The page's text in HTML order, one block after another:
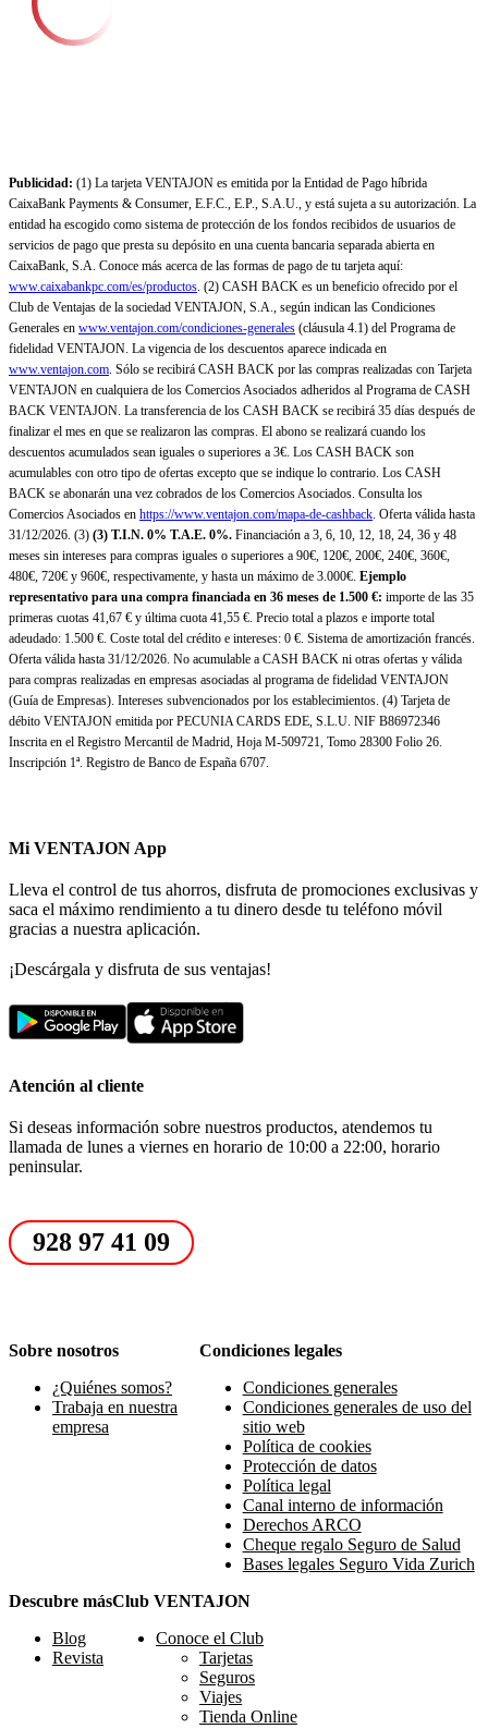
Publicidad: (1) La tarjeta VENTAJON es emitida por la Entidad de Pago híbrida
CaixaBank Payments & Consumer, E.F.C., E.P., S.A.U., y está sujeta a su autorización. La
entidad ha escogido como sistema de protección de los fondos recibidos de usuarios de
servicios de pago que presta su depósito en una cuenta bancaria separada abierta en
CaixaBank, S.A. Conoce más acerca de las formas de pago de tu tarjeta aquí:
www.caixabankpc.com/es/productos. (2) CASH BACK es un beneficio ofrecido por el
Club de Ventajas de la sociedad VENTAJON, S.A., según indican las Condiciones
Generales en www.ventajon.com/condiciones-generales (cláusula 4.1) del Programa de
fidelidad VENTAJON. La vigencia de los descuentos aparece indicada en
www.ventajon.com. Sólo se recibirá CASH BACK por las compras realizadas con Tarjeta
VENTAJON en cualquiera de los Comercios Asociados adheridos al Programa de CASH
BACK VENTAJON. La transferencia de los CASH BACK se recibirá 35 días después de
finalizar el mes en que se realizaron las compras. El abono se realizará cuando los
descuentos acumulados sean iguales o superiores a 3€. Los CASH BACK son
acumulables con otro tipo de ofertas excepto que se indique lo contrario. Los CASH
BACK se abonarán una vez cobrados de los Comercios Asociados. Consulta los
Comercios Asociados en https://www.ventajon.com/mapa-de-cashback. Oferta válida hasta
31/12/2026. (3) (3) T.I.N. 0% T.A.E. 0%. Financiación a 3, 6, 10, 12, 18, 24, 36 y 48
meses sin intereses para compras iguales o superiores a 90€, 120€, 200€, 240€, 360€,
480€, 720€ y 960€, respectivamente, y hasta un máximo de 3.000€. Ejemplo
representativo para una compra financiada en 36 meses de 1.500 €: importe de las 35
primeras cuotas 41,67 € y última cuota 41,55 €. Precio total a plazos e importe total
adeudado: 1.500 €. Coste total del crédito e intereses: 0 €. Sistema de amortización francés.
Oferta válida hasta 31/12/2026. No acumulable a CASH BACK ni otras ofertas y válida
para compras realizadas en empresas asociadas al programa de fidelidad VENTAJON
(Guía de Empresas). Intereses subvencionados por los establecimientos. (4) Tarjeta de
débito VENTAJON emitida por PECUNIA CARDS EDE, S.L.U. NIF B86972346
Inscrita en el Registro Mercantil de Madrid, Hoja M-509721, Tomo 28300 Folio 26.
Inscripción 1ª. Registro de Banco de España 6707.
Mi VENTAJON App
Lleva el control de tus ahorros, disfruta de promociones exclusivas y
saca el máximo rendimiento a tu dinero desde tu teléfono móvil
gracias a nuestra aplicación.
¡Descárgala y disfruta de sus ventajas!
Atención al cliente
Si deseas información sobre nuestros productos, atendemos tu
llamada de lunes a viernes en horario de 10:00 a 22:00, horario
peninsular.
928 97 41 09
Sobre nosotros
¿Quiénes somos?
Trabaja en nuestra
empresa
Condiciones legales
Condiciones generales
Condiciones generales de uso del
sitio web
Política de cookies
Protección de datos
Política legal
Canal interno de información
Derechos ARCO
Cheque regalo Seguro de Salud
Bases legales Seguro Vida Zurich
Descubre más
Blog
Revista
Club VENTAJON
Conoce el Club
Tarjetas
Seguros
Viajes
Tienda Online